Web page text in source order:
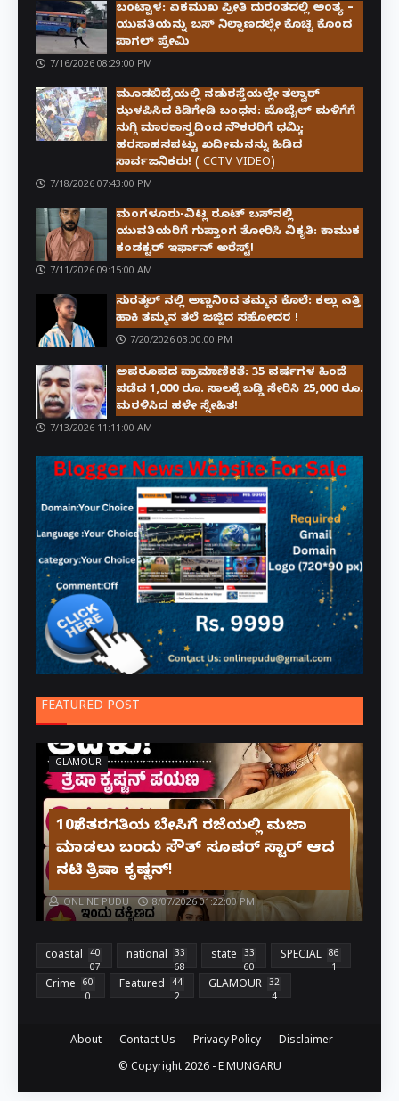
ಬಂಟ್ವಾಳ: ಏಕಮುಖ ಪ್ರೀತಿ ದುರಂತದಲ್ಲಿ ಅಂತ್ಯ –
ಯುವತಿಯನ್ನು ಬಸ್ ನಿಲ್ದಾಣದಲ್ಲೇ ಕೊಚ್ಚಿ ಕೊಂದ
ಪಾಗಲ್ ಪ್ರೇಮಿ
7/16/2026 08:29:00 PM
ಮೂಡಬಿದ್ರೆಯಲ್ಲಿ ನಡುರಸ್ತೆಯಲ್ಲೇ ತಲ್ವಾರ್
ಝಳಪಿಸಿದ ಕಿಡಿಗೇಡಿ ಬಂಧನ: ಮೊಬೈಲ್ ಮಳಿಗೆಗೆ
ನುಗ್ಗಿ ಮಾರಕಾಸ್ತ್ರದಿಂದ ನೌಕರರಿಗೆ ಧಮ್ಕಿ;
ಹರಸಾಹಸಪಟ್ಟು ಖದೀಮನನ್ನು ಹಿಡಿದ
ಸಾರ್ವಜನಿಕರು! ( CCTV VIDEO)
7/18/2026 07:43:00 PM
ಮಂಗಳೂರು-ವಿಟ್ಲ ರೂಟ್ ಬಸ್‌ನಲ್ಲಿ
ಯುವತಿಯರಿಗೆ ಗುಪ್ತಾಂಗ ತೋರಿಸಿ ವಿಕೃತಿ: ಕಾಮುಕ
ಕಂಡಕ್ಟರ್ ಇರ್ಫಾನ್ ಅರೆಸ್ಟ್!
7/11/2026 09:15:00 AM
ಸುರತ್ಕಲ್ ನಲ್ಲಿ ಅಣ್ಣನಿಂದ ತಮ್ಮನ ಕೊಲೆ: ಕಲ್ಲು ಎತ್ತಿ
ಹಾಕಿ ತಮ್ಮನ ತಲೆ ಜಜ್ಜಿದ ಸಹೋದರ !
7/20/2026 03:00:00 PM
ಅಪರೂಪದ ಪ್ರಾಮಾಣಿಕತೆ: 35 ವರ್ಷಗಳ ಹಿಂದೆ
ಪಡೆದ 1,000 ರೂ. ಸಾಲಕ್ಕೆ ಬಡ್ಡಿ ಸೇರಿಸಿ 25,000 ರೂ.
ಮರಳಿಸಿದ ಹಳೇ ಸ್ನೇಹಿತ!
7/13/2026 11:11:00 AM
FEATURED POST
GLAMOUR
10ನೇ ತರಗತಿಯ ಬೇಸಿಗೆ ರಜೆಯಲ್ಲಿ ಮಜಾ
ಮಾಡಲು ಬಂದು ಸೌತ್ ಸೂಪರ್ ಸ್ಟಾರ್ ಆದ
ನಟಿ ತ್ರಿಷಾ ಕೃಷ್ಣನ್!
ONLINE PUDU 8/07/2026 01:22:00 PM
coastal
40
07
national
33
68
state
33
60
SPECIAL
86
1
Crime
60
0
Featured
44
2
GLAMOUR
32
4
About Contact Us Privacy Policy
Disclaimer
© Copyright 2026 -E MUNGARU